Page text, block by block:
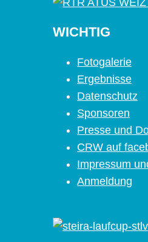
WICHTIG
Fotogalerie
Ergebnisse
Datenschutz
Sponsoren
Presse und
CRW auf
Impressum
Anmeldung